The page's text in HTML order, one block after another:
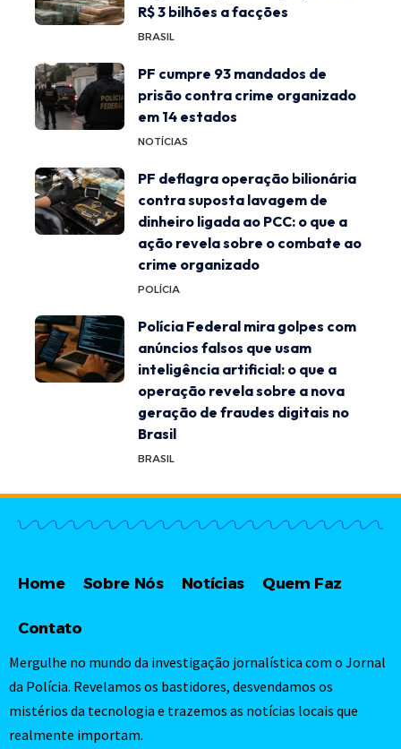
R$ 3 bilhões a facções
BRASIL
PF cumpre 93 mandados de
prisão contra crime organizado
em 14 estados
NOTÍCIAS
PF deflagra operação bilionária
contra suposta lavagem de
dinheiro ligada ao PCC: o que a
ação revela sobre o combate ao
crime organizado
POLÍCIA
Polícia Federal mira golpes com
anúncios falsos que usam
inteligência artificial: o que a
operação revela sobre a nova
geração de fraudes digitais no
Brasil
BRASIL
Home Sobre Nós Notícias Quem Faz
Contato
Mergulhe no mundo da investigação jornalística com o Jornal
da Polícia. Revelamos os bastidores, desvendamos os
mistérios da tecnologia e trazemos as notícias locais que
realmente importam.